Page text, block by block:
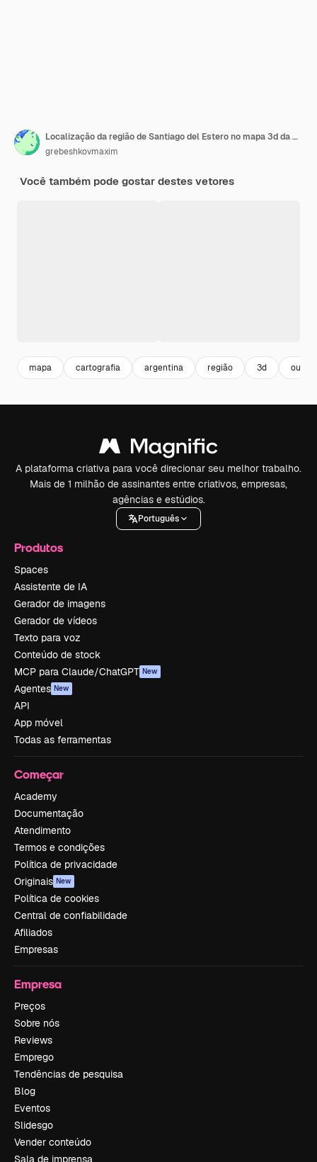
Localização da região de Santiago del Estero no mapa 3d da Argentina
grebeshkovmaxim
Você também pode gostar destes vetores
mapa cartografia argentina região 3d
A plataforma criativa para você direcionar seu melhor trabalho.
Mais de 1 milhão de assinantes entre criativos, empresas,
agências e estúdios.
Português
Produtos
Spaces
Assistente de IA
Gerador de imagens
Gerador de vídeos
Texto para voz
Conteúdo de stock
MCP para Claude/ChatGPT New
Agentes New
API
App móvel
Todas as ferramentas
Começar
Academy
Documentação
Atendimento
Termos e condições
Política de privacidade
Originais New
Política de cookies
Central de confiabilidade
Afiliados
Empresas
Empresa
Preços
Sobre nós
Reviews
Emprego
Tendências de pesquisa
Blog
Eventos
Slidesgo
Vender conteúdo
Sala de imprensa